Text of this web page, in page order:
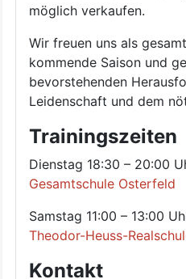
möglich verkaufen.
Wir freuen uns als
kommende Saison und
bevorstehenden
Leidenschaft und dem
Trainingszeiten
Dienstag 18:30 – 20:00
Gesamtschule Osterfeld
Samstag 11:00 – 13:00
Theodor-Heuss-
Kontakt